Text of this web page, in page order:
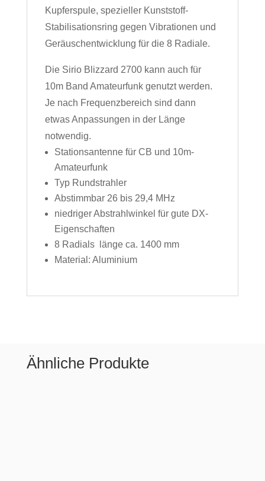
Kupferspule, spezieller Kunststoff-
Stabilisationsring gegen Vibrationen und
Geräuschentwicklung für die 8 Radiale.
Die Sirio Blizzard 2700 kann auch für
10m Band Amateurfunk genutzt werden.
Je nach Frequenzbereich sind dann
etwas Anpassungen in der Länge
notwendig.
Stationsantenne für CB und 10m-
Amateurfunk
Typ Rundstrahler
Abstimmbar 26 bis 29,4 MHz
niedriger Abstrahlwinkel für gute DX-
Eigenschaften
8 Radials länge ca. 1400 mm
Material: Aluminium
Ähnliche Produkte